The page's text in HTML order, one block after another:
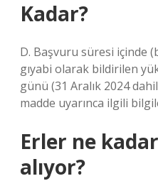
Kadar?
D. Başvuru süresi içinde
gıyabi olarak bildirilen
günü (31 Aralık 2024
madde uyarınca ilgili
Erler ne
alıyor?